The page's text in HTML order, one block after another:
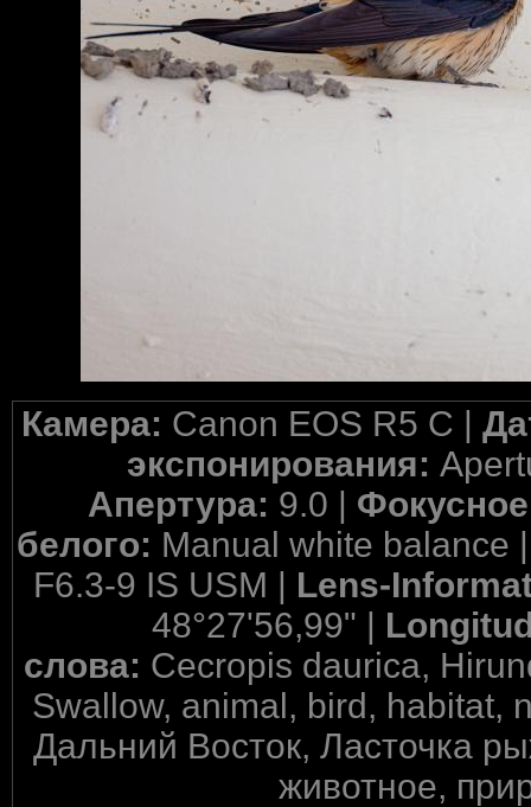
Камера: Canon EOS R5 C |
экспонирования:
Апертура: 9.0 |
белого: Manual white balance
F6.3-9 IS USM | Lens-
48°27'56,99" |
слова: Cecropis daurica,
Swallow, animal, bird, habitat,
Дальний Восток, Ласточка
животное,